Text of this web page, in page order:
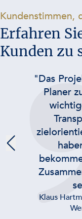
Kundenstimmen,
Erfahren
Kunden zu
“Wir
Jahren
neuen
der
Logistik